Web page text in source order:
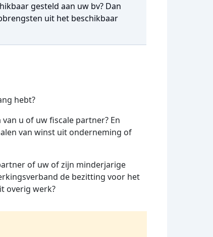
gesteld aan uw bv? Dan
uit het beschikbaar
hebt?
u of uw fiscale partner? En
van winst uit onderneming of
of uw of zijn minderjarige
de bezitting voor het
overig werk?